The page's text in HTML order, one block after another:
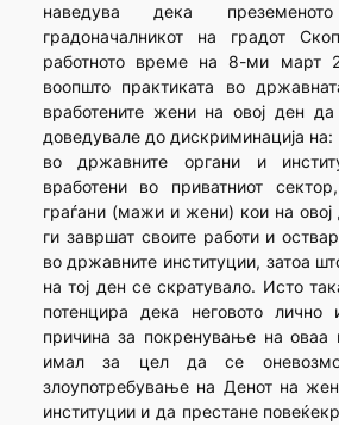
наведува дека
градоначалникот на градот
работното време на 8-ми март
воопшто практиката во
вработените жени на овој ден да
доведувале до дискриминација
во државните органи и
вработени во приватниот
граѓани (мажи и жени) кои на
ги завршат своите работи и
во државните институции, затоа
на тој ден се скратувало. Исто
потенцира дека неговото лично
причина за покренување на оваа
имал за цел да се
злоупотребување на Денот на
институции и да престане